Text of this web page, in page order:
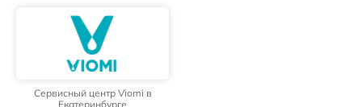
Сервисный центр Viomi в
Екатеринбурге